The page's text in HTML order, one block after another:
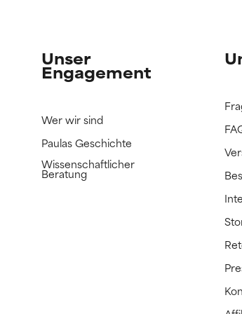
Unser
Engagement
Wer wir sind
Paulas Geschichte
Wissenschaftlicher
Beratung